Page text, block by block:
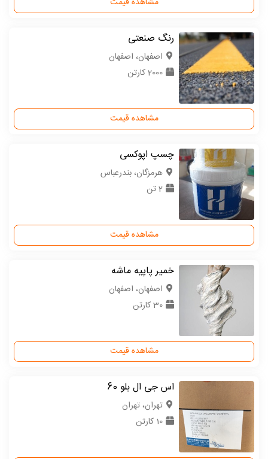
رنگ صنعتی
اصفهان، اصفهان
2000 کارتن
مشاهده قیمت
چسپ اپوکسی
هرمزگان، بندرعباس
2 تن
مشاهده قیمت
خمیر پا‌پیه ماشه
اصفهان، اصفهان
30 کارتن
مشاهده قیمت
اس جی ال بلو 60
تهران، تهران
10 کارتن